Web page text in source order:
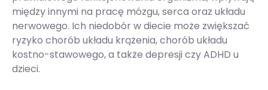
między innymi na pracę mózgu, serca oraz układu
nerwowego. Ich niedobór w diecie może zwiększać
ryzyko chorób układu krążenia, chorób układu
kostno-stawowego, a także depresji czy ADHD u
dzieci.